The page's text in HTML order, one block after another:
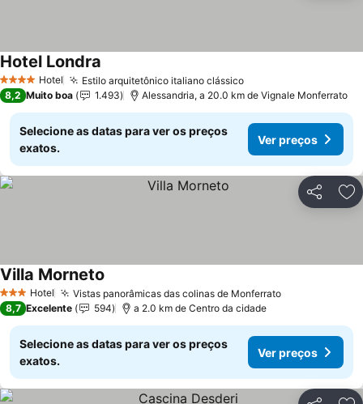
4 EstrelasHotel Estilo arquitetônico italiano clássico
Hotel Londra
8,2 Muito boa 1.493 Alessandria, a 20.0 km de Vignale Monferrato
Selecione as datas para ver os preços
exatos.
Ver preços
Partilhar
3 EstrelasHotel Vistas panorâmicas das colinas de Monferrato
Villa Morneto
8,7 Excelente 594 a 2.0 km de Centro da cidade
Selecione as datas para ver os preços
exatos.
Ver preços